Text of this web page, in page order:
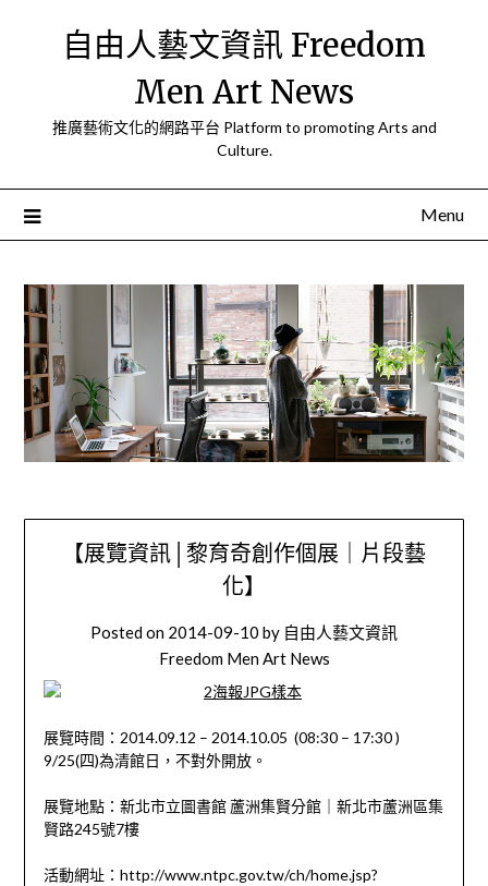
自由人藝文資訊 Freedom
Men Art News
推廣藝術文化的網路平台 Platform to promoting Arts and
Culture.
Menu
【展覽資訊│黎育奇創作個展｜片段藝
化】
Posted on 2014-09-10 by 自由人藝文資訊
Freedom Men Art News
展覽時間：2014.09.12 – 2014.10.05 (08:30 – 17:30 )
9/25(四)為清館日，不對外開放。
展覽地點：新北市立圖書館 蘆洲集賢分館｜新北市蘆洲區集
賢路245號7樓
活動網址：http://www.ntpc.gov.tw/ch/home.jsp?